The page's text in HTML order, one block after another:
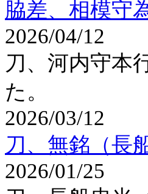
脇差、相模守
2026/04/12
刀、河内守本
た。
2026/03/12
刀、無銘（長
2026/01/25